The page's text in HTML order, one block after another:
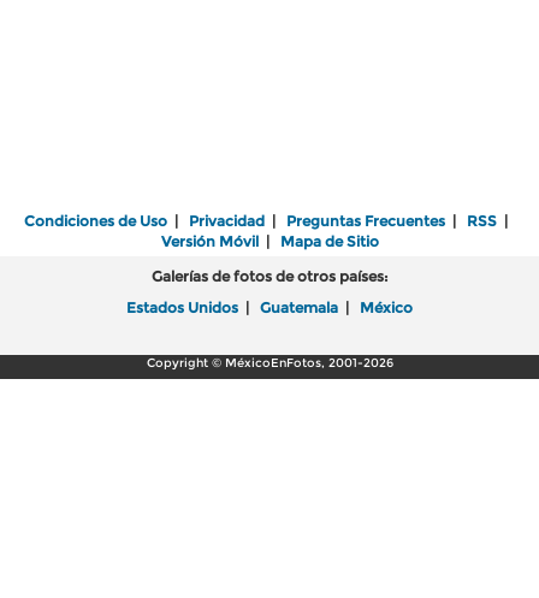
Condiciones de Uso | Privacidad | Preguntas Frecuentes | RSS |
Versión Móvil| Mapa de Sitio
Galerías de fotos de otros países:
Estados Unidos | Guatemala | México
Copyright © MéxicoEnFotos, 2001-2026